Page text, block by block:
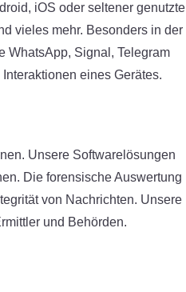
iOS oder seltener genutzte
vieles mehr. Besonders in der
WhatsApp, Signal, Telegram
eines Gerätes.
Unsere Softwarelösungen
Die forensische Auswertung
von Nachrichten. Unsere
und Behörden.